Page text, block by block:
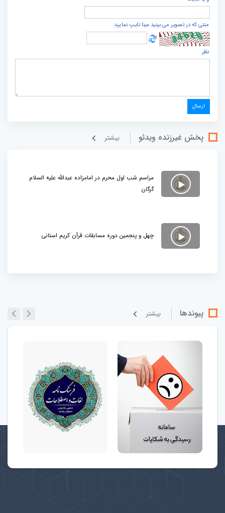
متنی که در تصویر می بینید عینا تایپ نمایید
نظر
پخش غيرزنده ویدئو بيشتر
مراسم شب اول محرم در امامزاده عبدالله علیه السلام
گرگان
چهل و پنجمین دوره مسابقات قرآن کریم استانی
پیوندها بيشتر